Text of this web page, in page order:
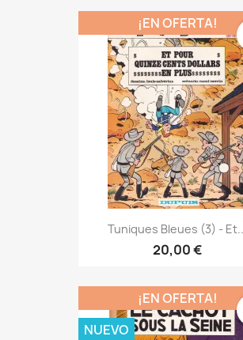
Tuniques Bleues (3) -
20,00 €
¡EN OFERTA!
¡EN OFERTA!
NUEVO